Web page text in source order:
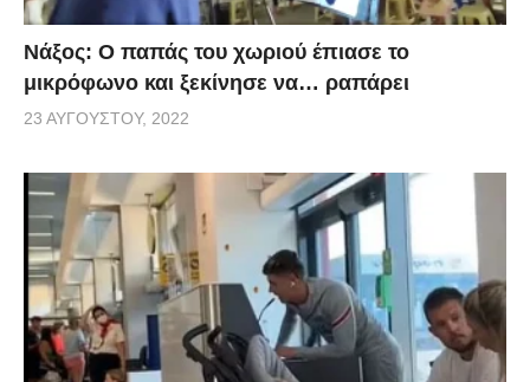
Νάξος: Ο παπάς του χωριού έπιασε το
μικρόφωνο και ξεκίνησε να… ραπάρει
23 ΑΥΓΟΎΣΤΟΥ, 2022